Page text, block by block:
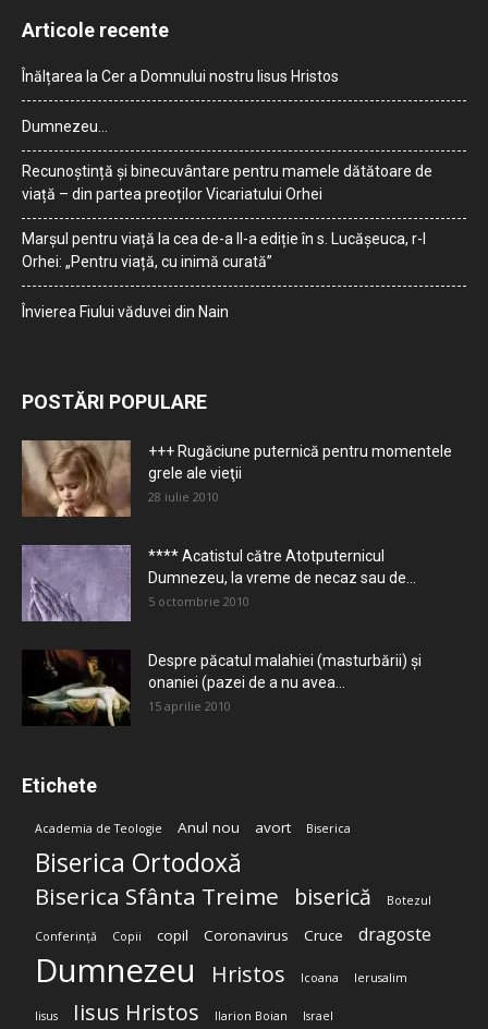
Articole recente
Înălțarea la Cer a Domnului nostru Iisus Hristos
Dumnezeu…
Recunoștință și binecuvântare pentru mamele dătătoare de
viață – din partea preoților Vicariatului Orhei
Marșul pentru viață la cea de-a II-a ediție în s. Lucășeuca, r-l
Orhei: „Pentru viață, cu inimă curată”
Învierea Fiului văduvei din Nain
POSTĂRI POPULARE
+++ Rugăciune puternică pentru momentele
grele ale vieţii
28 iulie 2010
**** Acatistul către Atotputernicul
Dumnezeu, la vreme de necaz sau de...
5 octombrie 2010
Despre păcatul malahiei (masturbării) şi
onaniei (pazei de a nu avea...
15 aprilie 2010
Etichete
Academia de Teologie Anul nou avort Biserica
Biserica Ortodoxă
Biserica Sfânta Treime biserică Botezul
Conferință Copii copil Coronavirus Cruce dragoste
Dumnezeu Hristos Icoana Ierusalim
Iisus Iisus Hristos Ilarion Boian Israel